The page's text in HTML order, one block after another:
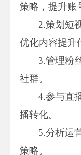
策略，提升账
2.策划短
优化内容提升
3.管理粉
社群。
4.参与直
播转化。
5.分析运
策略。